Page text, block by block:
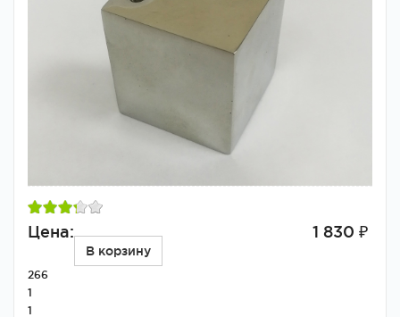
Цена: 1 830 ₽
В корзину
266
1
1